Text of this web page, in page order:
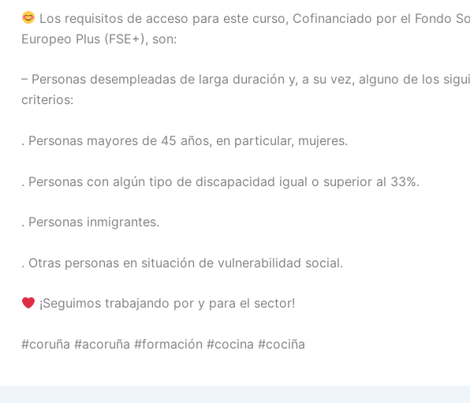
Los requisitos de acceso para este curso, Cofinanciado por el Fondo
Europeo Plus (FSE+), son:
– Personas desempleadas de larga duración y, a su vez, alguno de los
criterios:
. Personas mayores de 45 años, en particular, mujeres.
. Personas con algún tipo de discapacidad igual o superior al 33%.
. Personas inmigrantes.
. Otras personas en situación de vulnerabilidad social.
¡Seguimos trabajando por y para el sector!
#coruña #acoruña #formación #cocina #cociña